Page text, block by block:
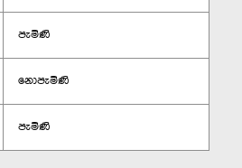
පැමිණි
නොපැමිණි
පැමිණි